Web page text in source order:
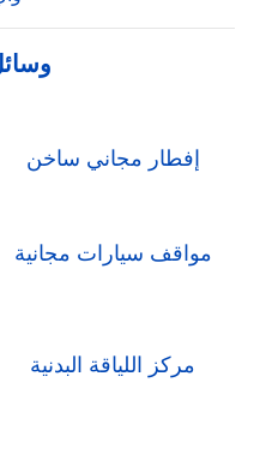
إفطار مجاني ساخن
مواقف سيارات مجانية
مركز اللياقة البدنية